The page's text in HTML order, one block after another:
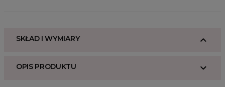
SKŁAD I WYMIARY
OPIS PRODUKTU